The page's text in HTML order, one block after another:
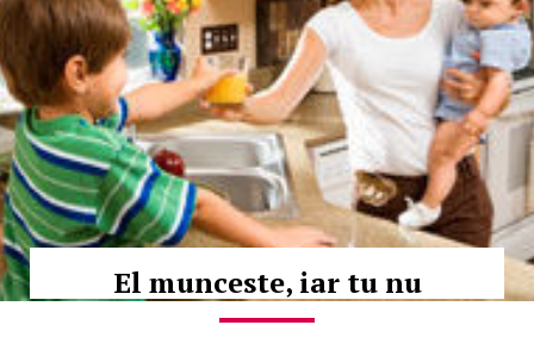
El munceste, iar tu nu